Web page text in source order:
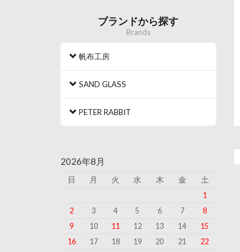
ブランドから探す
Brands
帆布工房
SAND GLASS
PETER RABBIT
2026年8月
日 月 火 水 木 金
土
1
2
3 4 5 6 7
8
9
10 11 12 13 14
15
16
17 18 19 20 21
22